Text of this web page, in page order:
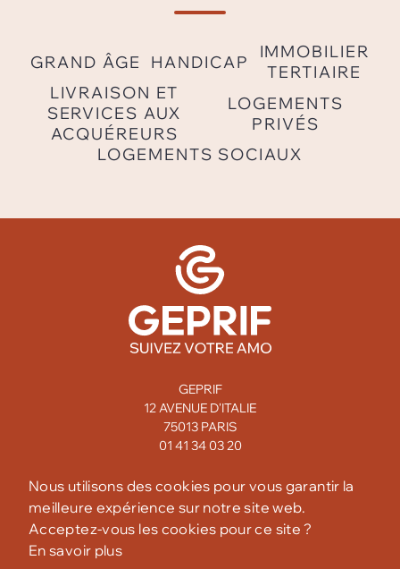
GRAND ÂGE HANDICAP
IMMOBILIER
TERTIAIRE
LIVRAISON ET
SERVICES AUX
ACQUÉREURS
LOGEMENTS
PRIVÉS
LOGEMENTS SOCIAUX
GEPRIF
12 AVENUE D'ITALIE
75013 PARIS
01 41 34 03 20
MENTIONS LÉGALES
CONFIDENTIALITÉ
Nous utilisons des cookies pour vous garantir la
meilleure expérience sur notre site web.
Acceptez-vous les cookies pour ce site ?
En savoir plus